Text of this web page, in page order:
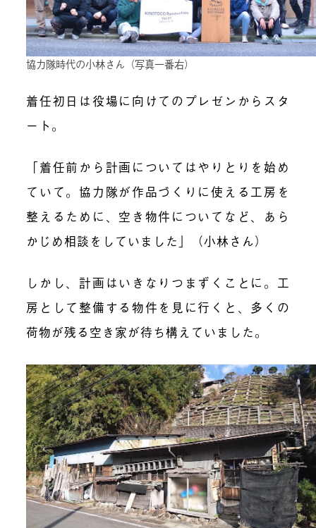
協力隊時代の小林さん（写真一番右）
着任初日は役場に向けてのプレゼンからスタ
ート。
「着任前から計画についてはやりとりを始め
ていて。協力隊が作品づくりに使える工房を
整えるために、空き物件についてなど、あら
かじめ相談をしていました」（小林さん）
しかし、計画はいきなりつまずくことに。工
房として整備する物件を見に行くと、多くの
荷物が残る空き家が待ち構えていました。